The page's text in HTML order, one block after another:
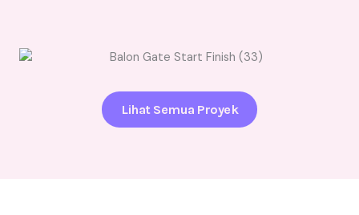
Lihat Semua Proyek